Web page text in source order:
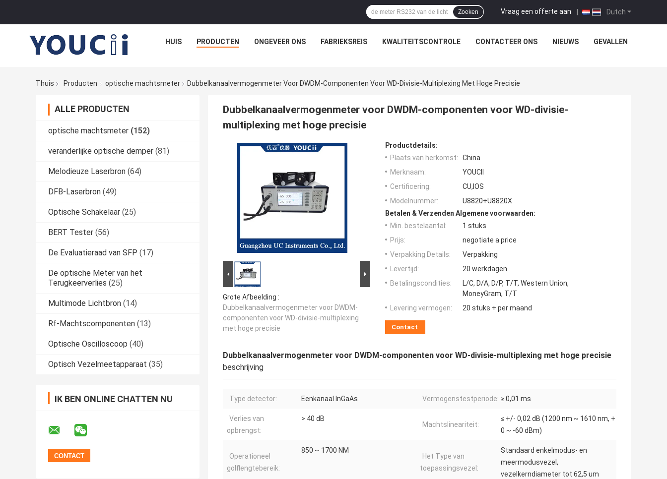
Dutch
Vraag een offerte aan |
Zoeken
HUIS PRODUCTEN ONGEVEER ONS FABRIEKSREIS KWALITEITSCONTROLE CONTACTEER ONS NIEUWS GEVALLEN
Thuis Producten optische machtsmeter Dubbelkanaalvermogenmeter Voor DWDM-Componenten Voor WD-Divisie-Multiplexing Met Hoge Precisie
ALLE PRODUCTEN
optische machtsmeter (152)
veranderlijke optische demper (81)
Melodieuze Laserbron (64)
DFB-Laserbron (49)
Optische Schakelaar (25)
BERT Tester (56)
De Evaluatieraad van SFP (17)
De optische Meter van het
Terugkeerverlies (25)
Multimode Lichtbron (14)
Rf-Machtscomponenten (13)
Optische Oscilloscoop (40)
Optisch Vezelmeetapparaat (35)
IK BEN ONLINE CHATTEN NU
Dubbelkanaalvermogenmeter voor DWDM-componenten voor WD-divisie-
multiplexing met hoge precisie
Grote Afbeelding :
Dubbelkanaalvermogenmeter voor DWDM-
componenten voor WD-divisie-multiplexing
met hoge precisie
Productdetails:
Plaats van herkomst:
China
Merknaam:
YOUCII
Certificering:
CU,IOS
Modelnummer:
U8820+U8820X
Betalen & Verzenden Algemene voorwaarden:
Min. bestelaantal:
1 stuks
Prijs:
negotiate a price
Verpakking Details:
Verpakking
Levertijd:
20 werkdagen
Betalingscondities:
L/C, D/A, D/P, T/T, Western Union,
MoneyGram, T/T
Levering vermogen:
20 stuks + per maand
Contact
Dubbelkanaalvermogenmeter voor DWDM-componenten voor WD-divisie-multiplexing met hoge precisie
beschrijving
Type detector: Eenkanaal InGaAs Vermogenstestperiode: ≥ 0,01 ms
Verlies van
opbrengst:
> 40 dB
Machtslineariteit:
≤ +/- 0,02 dB (1200 nm ~ 1610 nm, +
0 ~ -60 dBm)
Operationeel
golflengtebereik:
850 ~ 1700 NM
Het Type van
toepassingsvezel:
Standaard enkelmodus- en
meermodusvezel,
vezelkerndiameter tot 62,5 um